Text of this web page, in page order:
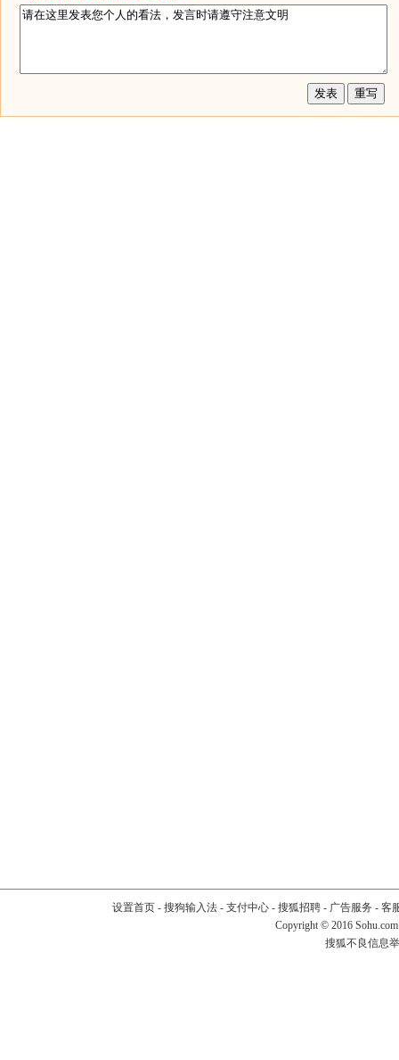
设置首页- 搜狗输入法- 支付中心- 搜狐招聘- 广告服务 - 客
Copyright © 2016
搜狐不良信息